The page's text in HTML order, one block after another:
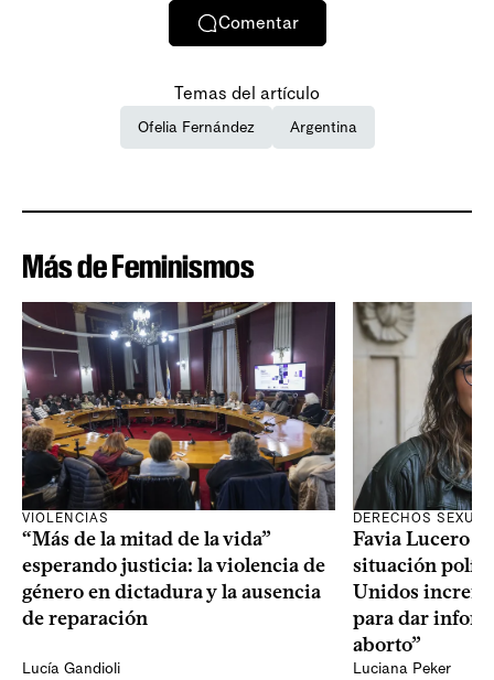
Comentar
Temas del artículo
Ofelia Fernández Argentina
Más de Feminismos
VIOLENCIAS
“Más de la mitad de la vida”
esperando justicia: la violencia de
género en dictadura y la ausencia
de reparación
Lucía Gandioli
DERECHOS
Favia Lucero
situación
Unidos
para dar
aborto”
Luciana Peker